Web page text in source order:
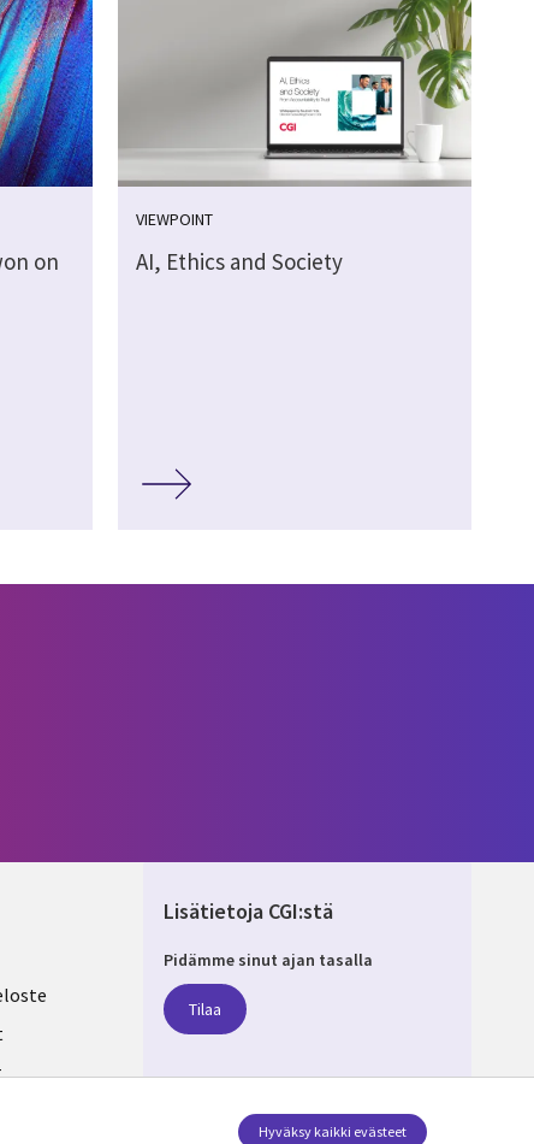
on
VIEWPOINT
AI, Ethics and Society
Lisätietoja CGI:stä
Pidämme sinut ajan tasalla
Tilaa
Seuraa meitäHyväksy kaikki evästeet